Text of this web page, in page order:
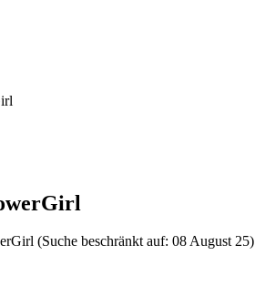
(Suche beschränkt auf: 08 August 25)